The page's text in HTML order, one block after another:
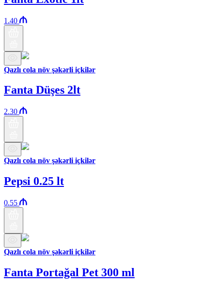
1.40
Qazlı cola növ şəkərli içkilər
Fanta Düşes 2lt
2.30
Qazlı cola növ şəkərli içkilər
Pepsi 0.25 lt
0.55
Qazlı cola növ şəkərli içkilər
Fanta Portağal Pet 300 ml